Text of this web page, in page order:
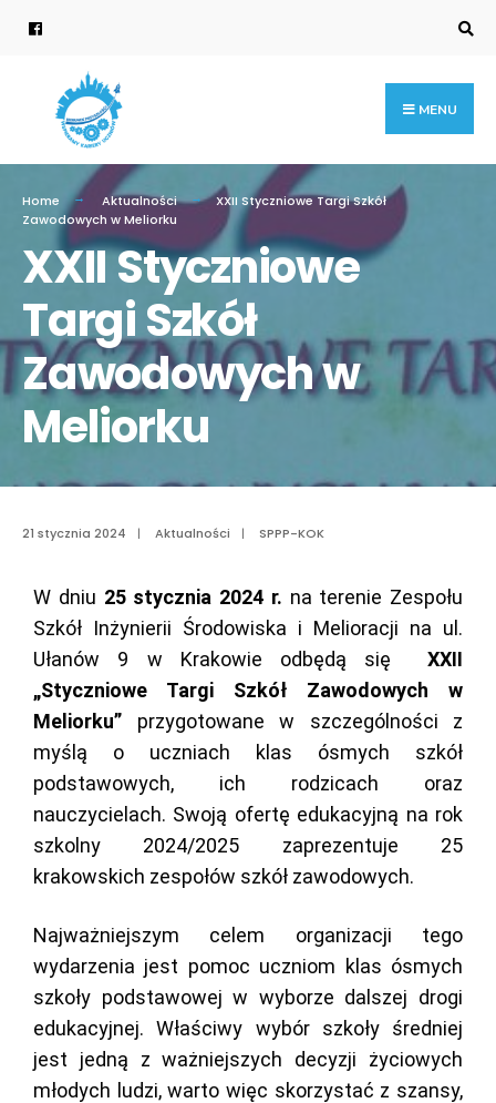
MENU
Home Aktualności
XXII Styczniowe Targi Szkół
Zawodowych w Meliorku
XXII Styczniowe
Targi Szkół
Zawodowych w
Meliorku
21 stycznia 2024 | Aktualności | SPPP-KOK
W dniu 25 stycznia 2024 r. na terenie Zespołu
Szkół Inżynierii Środowiska i Melioracji na ul.
Ułanów 9 w Krakowie odbędą się XXII
„Styczniowe Targi Szkół Zawodowych w
Meliorku” przygotowane w szczególności z
myślą o uczniach klas ósmych szkół
podstawowych, ich rodzicach oraz
nauczycielach. Swoją ofertę edukacyjną na rok
szkolny 2024/2025 zaprezentuje 25
krakowskich zespołów szkół zawodowych.
Najważniejszym celem organizacji tego
wydarzenia jest pomoc uczniom klas ósmych
szkoły podstawowej w wyborze dalszej drogi
edukacyjnej. Właściwy wybór szkoły średniej
jest jedną z ważniejszych decyzji życiowych
młodych ludzi, warto więc skorzystać z szansy,